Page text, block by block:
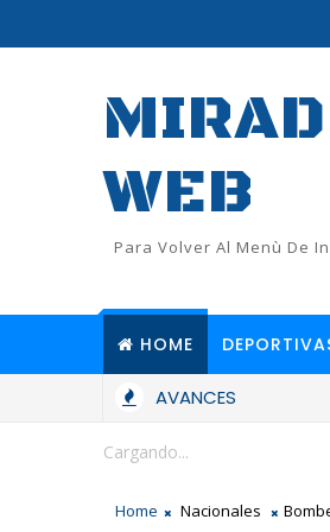
WEB
Para Volver Al Menù De
HOME
AVANCES
Consternación en Consuelo
Cargando...
Home Nacionales